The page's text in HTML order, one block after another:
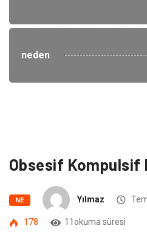
neden
Obsesif Kompulsif
NE Yılmaz
178 11okuma süresi